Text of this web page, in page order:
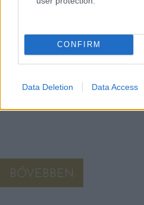
CONFIRM
Data Deletion Data Access
FILLÉRES HOZZÁVALÓ,
legnépszerűbb körete a
BŐVEBBEN